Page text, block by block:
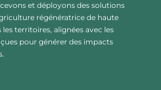
et déployons des solutions
régénératrice de haute
territoires, alignées avec les
pour générer des impacts